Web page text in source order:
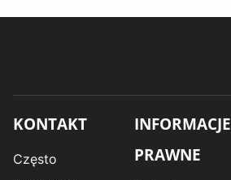
KONTAKT
Często
INFORMACJE
PRAWNE